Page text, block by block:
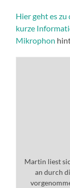
Hier geht es zu
kurze
Mikrophon
Martin liest
an durch